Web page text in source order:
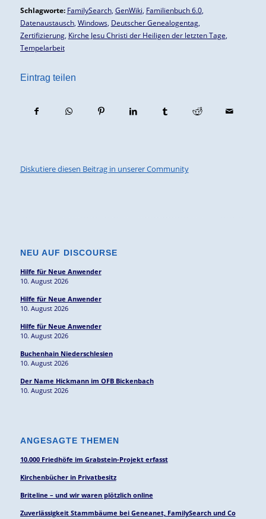
Schlagworte: FamilySearch, GenWiki Familienbuch 6.0,
Datenaustausch, Windows, Deutscher Genealogentag,
Zertifizierung, Kirche Jesu Christi der Heiligen der letzten Tage
Tempelarbeit
Eintrag teilen
Diskutiere diesen Beitrag in unserer Community
NEU AUF DISCOURSE
Hilfe für Neue Anwender
10. August 2026
Hilfe für Neue Anwender
10. August 2026
Hilfe für Neue Anwender
10. August 2026
Buchenhain Niederschlesien
10. August 2026
Der Name Hickmann im OFB Bickenbach
10. August 2026
ANGESAGTE THEMEN
10.000 Friedhöfe im Grabstein-Projekt erfasst
Kirchenbücher in Privatbesitz
Briteline – und wir waren plötzlich online
Zuverlässigkeit Stammbäume bei Geneanet, FamilySearch und Co